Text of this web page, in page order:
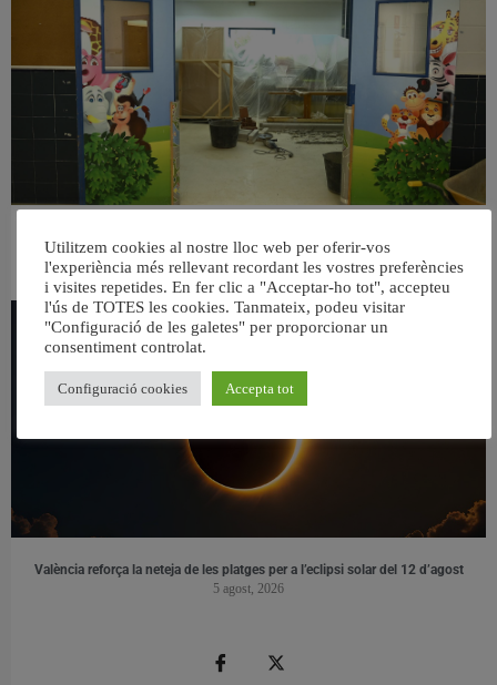
les aules
5 agost, 2026
València reforça la neteja de les platges per a l’eclipsi solar del 12 d’agost
5 agost, 2026
Utilitzem cookies al nostre lloc web per oferir-vos
l'experiència més rellevant recordant les vostres preferències
i visites repetides. En fer clic a "Acceptar-ho tot", accepteu
l'ús de TOTES les cookies. Tanmateix, podeu visitar
"Configuració de les galetes" per proporcionar un
consentiment controlat.
Configuració cookies Accepta tot